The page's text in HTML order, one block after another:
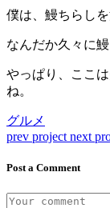
僕は、鰻ちらしを
なんだか久々に
やっぱり、ここ
ね。
グルメ
prev project next
Post a Comment